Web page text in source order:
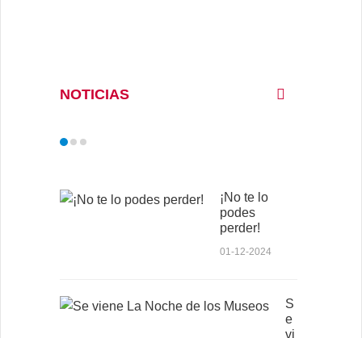
NOTICIAS
¡No te lo
podes
perder!
01-12-2024
S
e
vi